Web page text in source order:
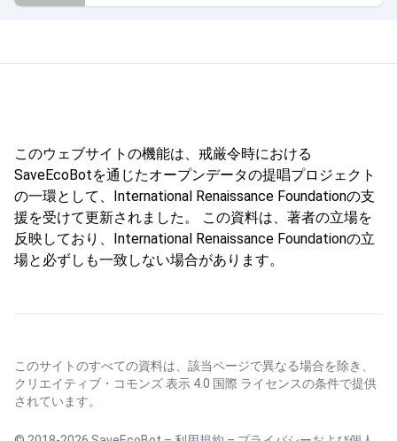
このウェブサイトの機能は、戒厳令時における
SaveEcoBotを通じたオープンデータの提唱プロジェクト
の一環として、International Renaissance Foundationの支
援を受けて更新されました。 この資料は、著者の立場を
反映しており、International Renaissance Foundationの立
場と必ずしも一致しない場合があります。
このサイトのすべての資料は、該当ページで異なる場合を除き、
クリエイティブ・コモンズ 表示 4.0 国際 ライセンスの条件で提供
されています。